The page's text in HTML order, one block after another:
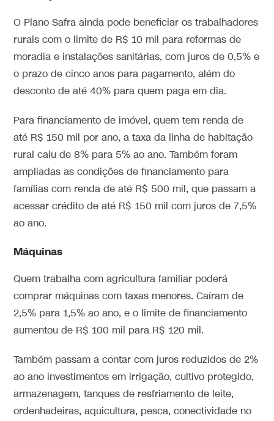
O Plano Safra ainda pode beneficiar os trabalhadores
rurais com o limite de R$ 10 mil para reformas de
moradia e instalações sanitárias, com juros de 0,5% e
o prazo de cinco anos para pagamento, além do
desconto de até 40% para quem paga em dia.
Para financiamento de imóvel, quem tem renda de
até R$ 150 mil por ano, a taxa da linha de habitação
rural caiu de 8% para 5% ao ano. Também foram
ampliadas as condições de financiamento para
famílias com renda de até R$ 500 mil, que passam a
acessar crédito de até R$ 150 mil com juros de 7,5%
ao ano.
Máquinas
Quem trabalha com agricultura familiar poderá
comprar máquinas com taxas menores. Caíram de
2,5% para 1,5% ao ano, e o limite de financiamento
aumentou de R$ 100 mil para R$ 120 mil.
Também passam a contar com juros reduzidos de 2%
ao ano investimentos em irrigação, cultivo protegido,
armazenagem, tanques de resfriamento de leite,
ordenhadeiras, aquicultura, pesca, conectividade no